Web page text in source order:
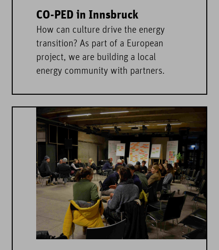
CO-PED in Innsbruck
How can culture drive the energy
transition? As part of a European
project, we are building a local
energy community with partners.